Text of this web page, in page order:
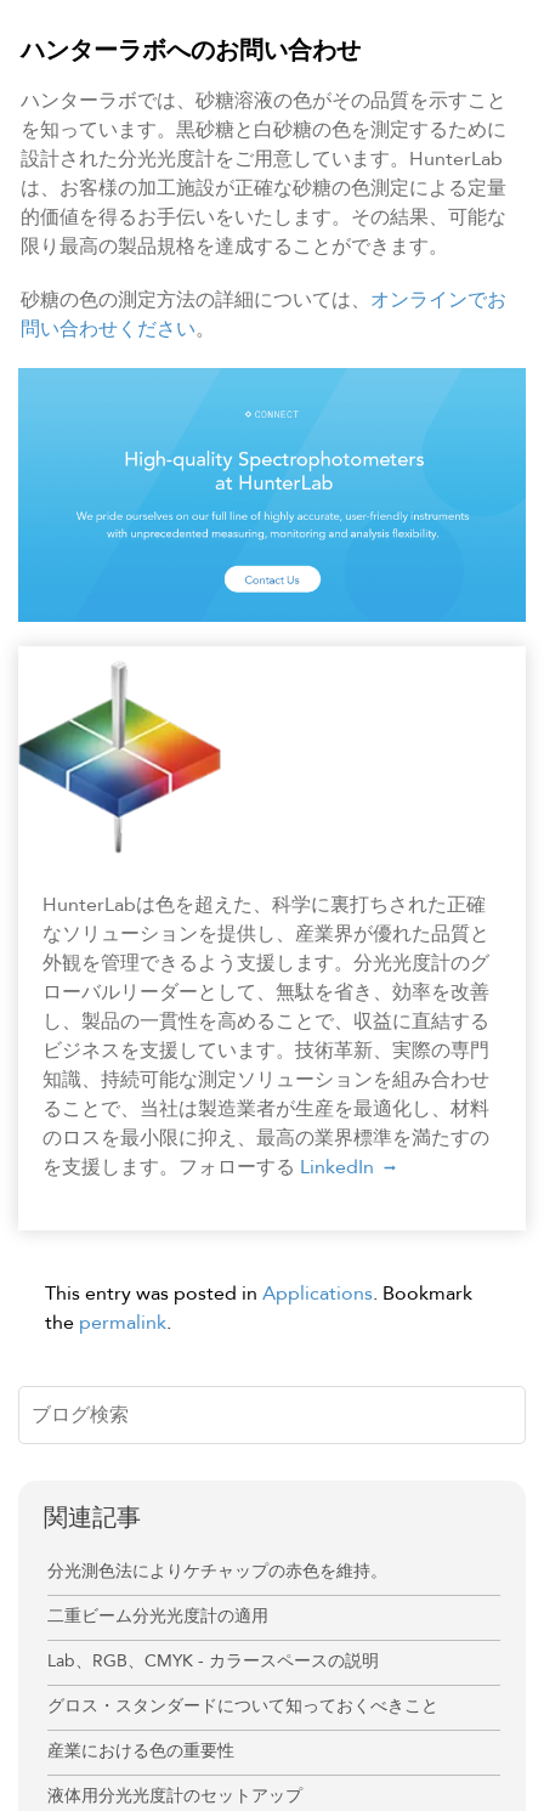
ハンターラボへのお問い合わせ
ハンターラボでは、砂糖溶液の色がその品質を示すこと
を知っています。黒砂糖と白砂糖の色を測定するために
設計された分光光度計をご用意しています。HunterLab
は、お客様の加工施設が正確な砂糖の色測定による定量
的価値を得るお手伝いをいたします。その結果、可能な
限り最高の製品規格を達成することができます。
砂糖の色の測定方法の詳細については、 オンラインでお
問い合わせください。
HunterLabは色を超えた、科学に裏打ちされた正確
なソリューションを提供し、産業界が優れた品質と
外観を管理できるよう支援します。分光光度計のグ
ローバルリーダーとして、無駄を省き、効率を改善
し、製品の一貫性を高めることで、収益に直結する
ビジネスを支援しています。技術革新、実際の専門
知識、持続可能な測定ソリューションを組み合わせ
ることで、当社は製造業者が生産を最適化し、材料
のロスを最小限に抑え、最高の業界標準を満たすの
を支援します。フォローする LinkedIn
This entry was posted in Applications. Bookmark
the permalink.
関連記事
分光測色法によりケチャップの赤色を維持。
二重ビーム分光光度計の適用
Lab、RGB、CMYK - カラースペースの説明
グロス・スタンダードについて知っておくべきこと
産業における色の重要性
液体用分光光度計のセットアップ